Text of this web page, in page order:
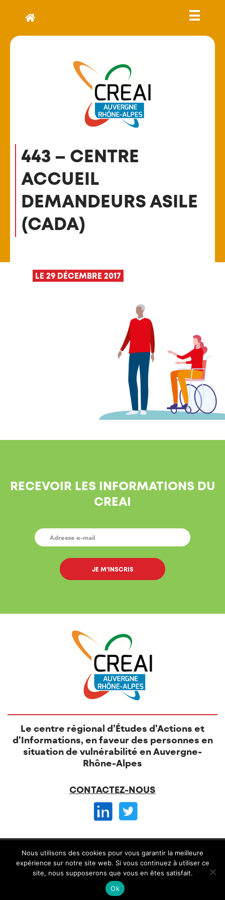
443 – CENTRE
ACCUEIL
DEMANDEURS ASILE
(CADA)
LE 29 DÉCEMBRE 2017
RECEVOIR LES INFORMATIONS DU
CREAI
E-
MAIL *
Le centre régional d’Études d'Actions et
d'Informations, en faveur des personnes en
situation de vulnérabilité en Auvergne-
Rhône-Alpes
CONTACTEZ-NOUS
© CREAI 2026 -
Mentions légales
CGV et règlement intérieur
ConceptionAlteriade
Nous utilisons des cookies pour vous garantir la meilleure
expérience sur notre site web. Si vous continuez à utiliser ce
site, nous supposerons que vous en êtes satisfait.
Ok